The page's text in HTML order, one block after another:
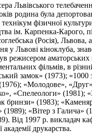
Львівського
родина була
фізичної
ім. Карпенка-Карого,
(Росія), Львова,
у Львові кіноклуба,
режисером аматорських
фільмів, в
замок» (1973); «1000
«Молодове»,
«Спелеологи» (1981);
бринзи» (1983);
«Вітер з Галича»
Від 1997 р. викладач
друкарства.